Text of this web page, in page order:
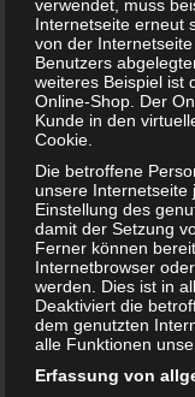
allerdings
der eigentlich die
Schmierblutung
Arztbesuch
Wie man sieht, gibt
Schwangerschaft
Hundertprozentige
Frauenarzt. Eine
sicher zu gehen, ist
verwendet, muss
Internetseite erneut
von der
Benutzers
weiteres Beispiel ist
Online-Shop. Der
Kunde in den
Cookie.
Die betroffene
unsere Internetseite
Einstellung des
damit der Setzung
Ferner können
Internetbrowser
werden. Dies ist in
Deaktiviert die
dem genutzten
alle Funktionen
Erfassung von